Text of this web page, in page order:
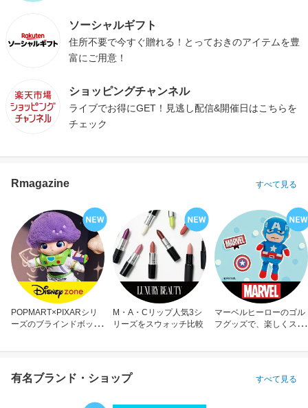
ソーシャルギフト
住所不要で今すぐ贈れる！とっておきのアイテムを豊
富にご用意！
ショッピングチャンネル
ライブでお得にGET！見逃し配信&開催日はこちらを
チェック
Rmagazine すべて見る
POPMART×PIXARシリ
ーズのブラインドボック
M・A・Cリップ人気3シ
リーズをスウォッチ比較
マーベルヒーローのゴル
フグッズで、楽しくスコ
有名ブランド・ショップ すべて見る